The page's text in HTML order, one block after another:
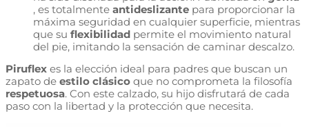
, es totalmente antideslizante para proporcionar la
máxima seguridad en cualquier superficie, mientras
que su flexibilidad permite el movimiento natural
del pie, imitando la sensación de caminar descalzo.
Piruflex es la elección ideal para padres que buscan un
zapato de estilo clásico que no comprometa la filosofía
respetuosa. Con este calzado, su hijo disfrutará de cada
paso con la libertad y la protección que necesita.